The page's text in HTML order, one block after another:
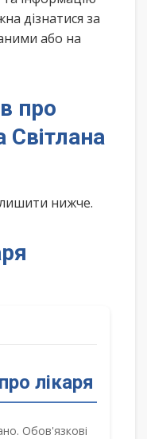
дізнатися за
або на
про
Світлана
нижче.
лікаря
Обов'язкові